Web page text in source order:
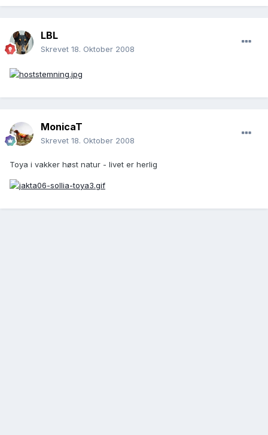
LBL
Skrevet 18. Oktober 2008
MonicaT
Skrevet 18. Oktober 2008
Toya i vakker høst natur - livet er herlig